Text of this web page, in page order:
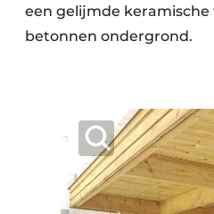
een gelijmde keramische
betonnen ondergrond.